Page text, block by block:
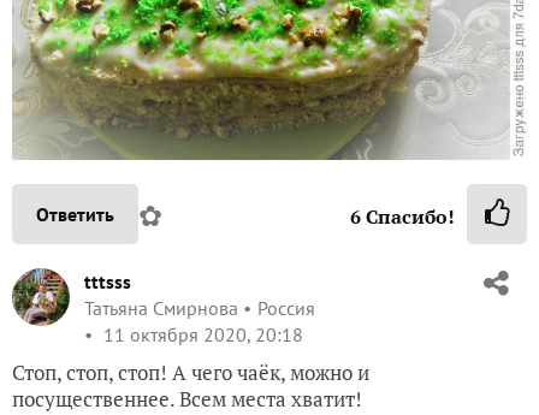
Ответить ✿ 6Спасибо!
tttsss
Татьяна Смирнова
Россия
11 октября 2020, 20:18
Стоп, стоп, стоп! А чего чаёк, можно и
посущественнее. Всем места хватит!